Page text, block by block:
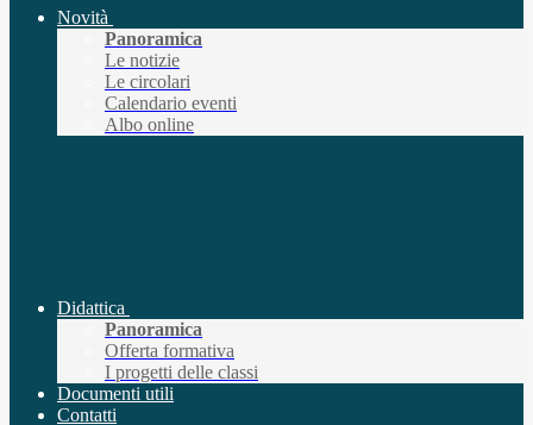
Novità
Panoramica
Le notizie
Le circolari
Calendario eventi
Albo online
Didattica
Panoramica
Offerta formativa
I progetti delle classi
Documenti utili
Contatti